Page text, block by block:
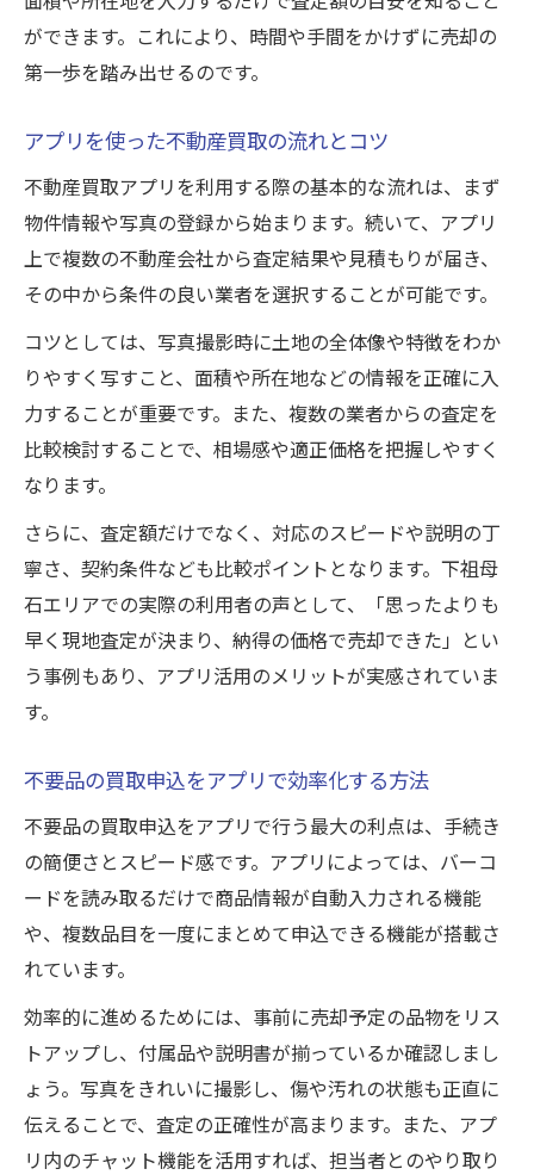
ができます。これにより、時間や手間をかけずに売却の
第一歩を踏み出せるのです。
アプリを使った不動産買取の流れとコツ
不動産買取アプリを利用する際の基本的な流れは、まず
物件情報や写真の登録から始まります。続いて、アプリ
上で複数の不動産会社から査定結果や見積もりが届き、
その中から条件の良い業者を選択することが可能です。
コツとしては、写真撮影時に土地の全体像や特徴をわか
りやすく写すこと、面積や所在地などの情報を正確に入
力することが重要です。また、複数の業者からの査定を
比較検討することで、相場感や適正価格を把握しやすく
なります。
さらに、査定額だけでなく、対応のスピードや説明の丁
寧さ、契約条件なども比較ポイントとなります。下祖母
石エリアでの実際の利用者の声として、「思ったよりも
早く現地査定が決まり、納得の価格で売却できた」とい
う事例もあり、アプリ活用のメリットが実感されていま
す。
不要品の買取申込をアプリで効率化する方法
不要品の買取申込をアプリで行う最大の利点は、手続き
の簡便さとスピード感です。アプリによっては、バーコ
ードを読み取るだけで商品情報が自動入力される機能
や、複数品目を一度にまとめて申込できる機能が搭載さ
れています。
効率的に進めるためには、事前に売却予定の品物をリス
トアップし、付属品や説明書が揃っているか確認しまし
ょう。写真をきれいに撮影し、傷や汚れの状態も正直に
伝えることで、査定の正確性が高まります。また、アプ
リ内のチャット機能を活用すれば、担当者とのやり取り